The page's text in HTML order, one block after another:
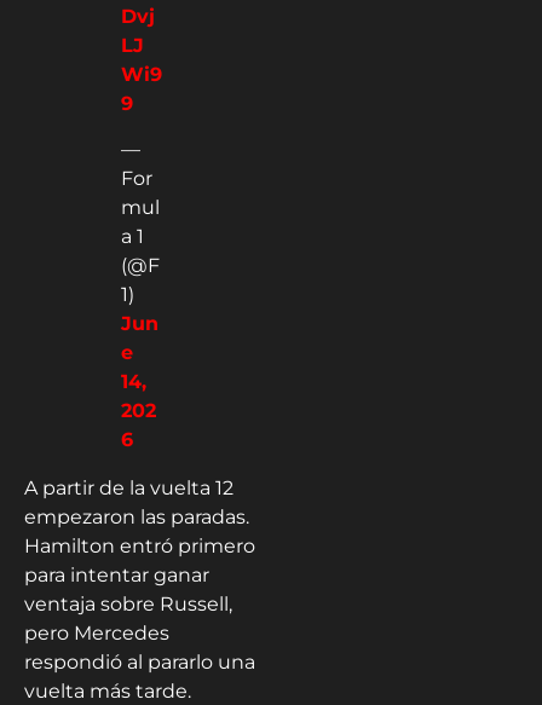
Dvj
LJ
Wi9
9
—
For
mul
a 1
(@F
1)
Jun
e
14,
202
6
A partir de la vuelta 12
empezaron las paradas.
Hamilton entró primero
para intentar ganar
ventaja sobre Russell,
pero Mercedes
respondió al pararlo una
vuelta más tarde.